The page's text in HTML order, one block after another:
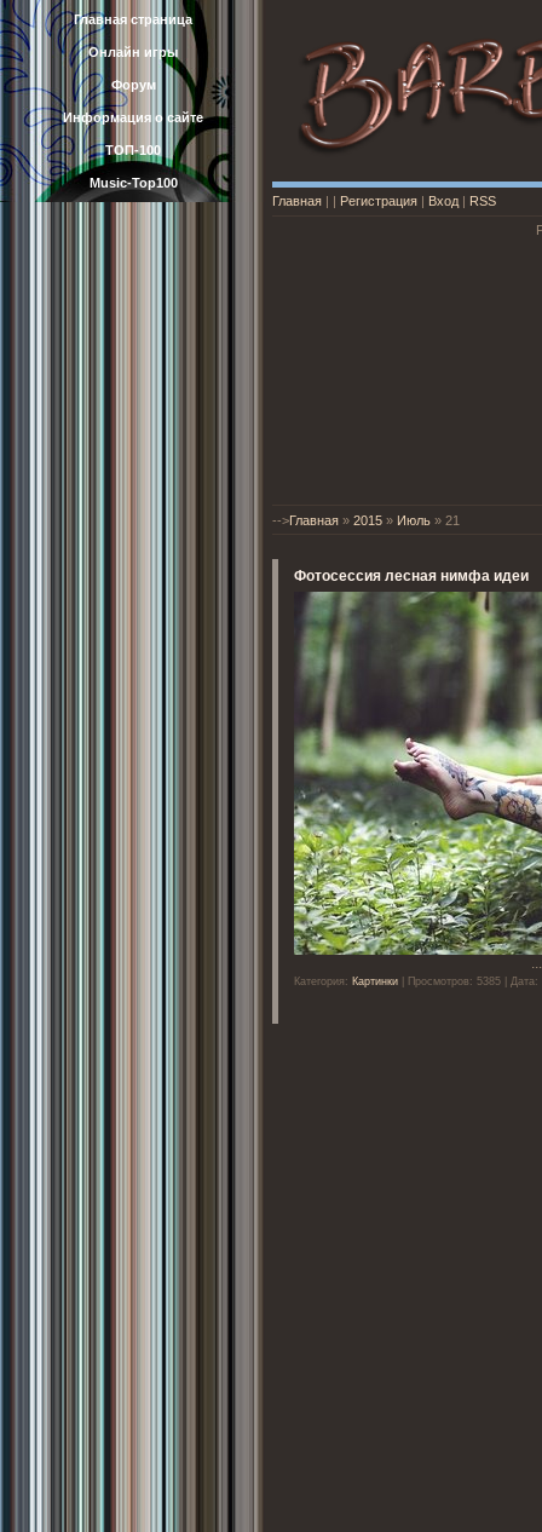
Главная страница
Онлайн игры
Форум
Информация о сайте
ТОП-100
Music-Top100
Главная
Регистрация Вход
RSS
-->Главная » 2015 » Июль » 21
Фотосессия лесная нимфа идеи
Категория: Картинки | Просмотров: 5385 |